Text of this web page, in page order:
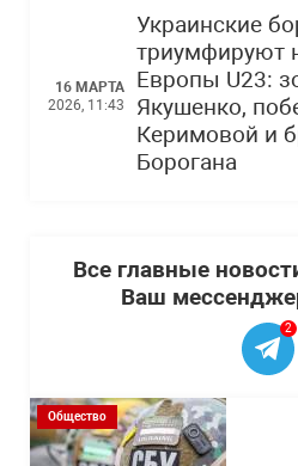
16 МАРТА
2026, 11:43
Украинские
триумфируют
Европы U23:
Якушенко,
Керимовой и
Борогана
Все главные
Ваш
2
Общество